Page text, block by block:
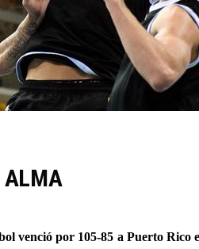
ALMA
venció por 105-85 a Puerto Rico